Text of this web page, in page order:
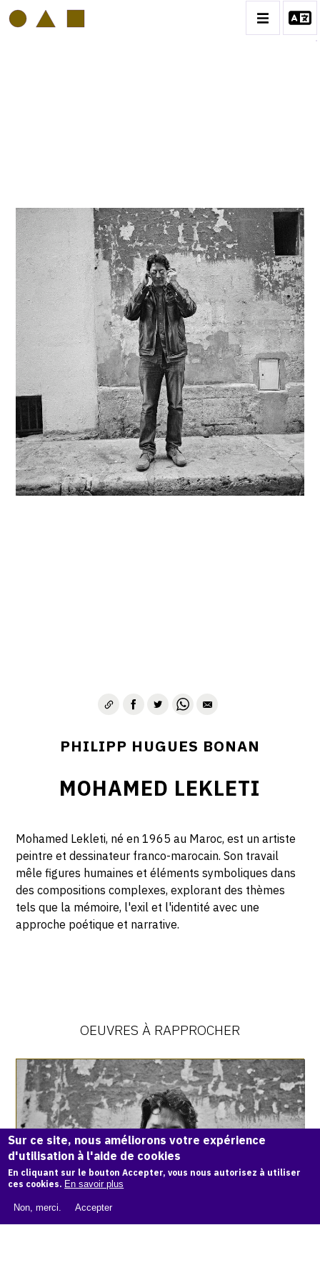
VOL. 1: PORTRAITS D'ARTISTES
VOL. 2: COLLAGES
VOL. 3 : ATELIERS D'ARTISTES
CONTACT
PHILIPP HUGUES BONAN
MOHAMED LEKLETI
Mohamed Lekleti, né en 1965 au Maroc, est un artiste
peintre et dessinateur franco-marocain. Son travail
mêle figures humaines et éléments symboliques dans
des compositions complexes, explorant des thèmes
tels que la mémoire, l'exil et l'identité avec une
approche poétique et narrative.
OEUVRES À RAPPROCHER
Catalogue
raisonné,
Philipp
Hugues
Bonan,
Mohamed
Leklety
Sur ce site, nous améliorons votre expérience
d'utilisation à l'aide de cookies
En cliquant sur le bouton Accepter, vous nous autorisez à utiliser
ces cookies. En savoir plus
Non, merci. Accepter